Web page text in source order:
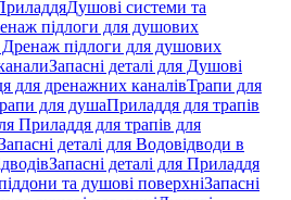
Душові системи та
підлоги для душових
Дренаж підлоги для душових
Запасні деталі для Душові
для дренажних каналівТрапи для
для душаПриладдя для трапів
Приладдя для трапів для
деталі для Водовідводи в
Запасні деталі для Приладдя
та душові поверхніЗапасні